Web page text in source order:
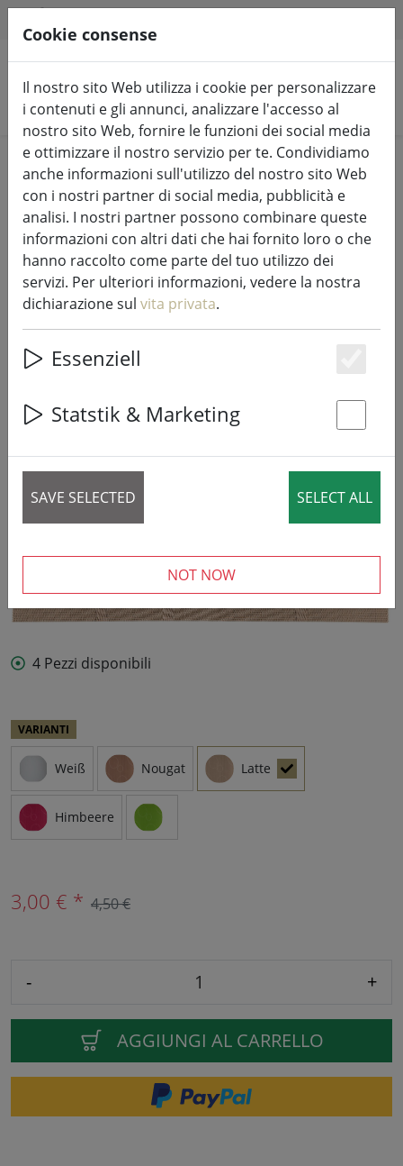
Cerca prodotti
Home %Vendita
Tovaglietta Zone Coriandoli con
cerchi latte 30 x 40 cm
4 Pezzi disponibili
VARIANTI
Weiß Nougat Latte
Himbeere
3,00 € * 4,50 €
- +
AGGIUNGI AL CARRELLO
Cookie consense
Il nostro sito Web utilizza i cookie per personalizzare
i contenuti e gli annunci, analizzare l'accesso al
nostro sito Web, fornire le funzioni dei social media
e ottimizzare il nostro servizio per te. Condividiamo
anche informazioni sull'utilizzo del nostro sito Web
con i nostri partner di social media, pubblicità e
analisi. I nostri partner possono combinare queste
informazioni con altri dati che hai fornito loro o che
hanno raccolto come parte del tuo utilizzo dei
servizi. Per ulteriori informazioni, vedere la nostra
dichiarazione sul vita privata.
Essenziell
Statstik & Marketing
SAVE SELECTED SELECT ALL
NOT NOW